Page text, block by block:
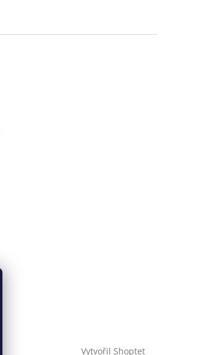
Vytvořil Shoptet